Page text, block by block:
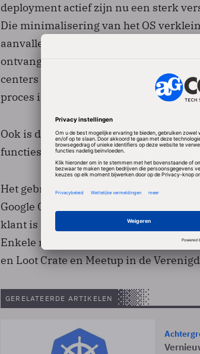
deployment actief zijn nu een sterk
Die minimalisering van het OS
aanvallen van buitenaf, zo redeneert
ontvangst opnieuw versleuteld, zodat
centers veilig zijn, maar ook op het
proces ingaan.
Ook is de netwerkondersteuning van
functies voor hybride netwerken.
Het gebruik van GKE, dat gezien
Google Cloud, vertienvoudigde
klant is Philips Lighting, dat vijf jaar
Enkele recentere klanten zijn BQ in
en Loot Crate en Meetup in de
GERELATEERDE ARTIKELEN